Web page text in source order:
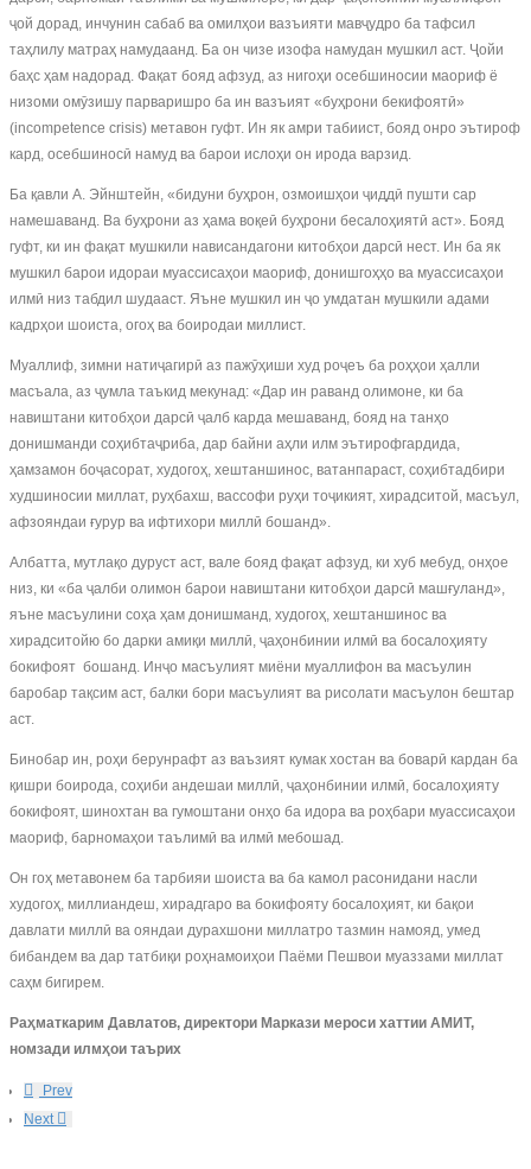
ҷой дорад, инчунин сабаб ва омилҳои вазъияти мавҷудро ба тафсил
таҳлилу матраҳ намудаанд. Ба он чизе изофа намудан мушкил аст. Ҷойи
баҳс ҳам надорад. Фақат бояд афзуд, аз нигоҳи осебшиносии маориф ё
низоми омӯзишу парваришро ба ин вазъият «буҳрони бекифоятӣ»
(incompetence crisis) метавон гуфт. Ин як амри табиист, бояд онро эътироф
кард, осебшиносӣ намуд ва барои ислоҳи он ирода варзид.
Ба қавли А. Эйнштейн, «бидуни буҳрон, озмоишҳои ҷиддӣ пушти сар
намешаванд. Ва буҳрони аз ҳама воқеӣ буҳрони бесалоҳиятӣ аст». Бояд
гуфт, ки ин фақат мушкили нависандагони китобҳои дарсӣ нест. Ин ба як
мушкил барои идораи муассисаҳои маориф, донишгоҳҳо ва муассисаҳои
илмӣ низ табдил шудааст. Яъне мушкил ин ҷо умдатан мушкили адами
кадрҳои шоиста, огоҳ ва боиродаи миллист.
Муаллиф, зимни натиҷагирӣ аз пажӯҳиши худ роҷеъ ба роҳҳои ҳалли
масъала, аз ҷумла таъкид мекунад: «Дар ин раванд олимоне, ки ба
навиштани китобҳои дарсӣ ҷалб карда мешаванд, бояд на танҳо
донишманди соҳибтаҷриба, дар байни аҳли илм эътирофгардида,
ҳамзамон боҷасорат, худогоҳ, хештаншинос, ватанпараст, соҳибтадбири
худшиносии миллат, руҳбахш, вассофи руҳи тоҷикият, хирадситой, масъул,
афзояндаи ғурур ва ифтихори миллӣ бошанд».
Албатта, мутлақо дуруст аст, вале бояд фақат афзуд, ки хуб мебуд, онҳое
низ, ки «ба ҷалби олимон барои навиштани китобҳои дарсӣ машғуланд»,
яъне масъулини соҳа ҳам донишманд, худогоҳ, хештаншинос ва
хирадситойю бо дарки амиқи миллӣ, ҷаҳонбинии илмӣ ва босалоҳияту
бокифоят бошанд. Инҷо масъулият миёни муаллифон ва масъулин
баробар тақсим аст, балки бори масъулият ва рисолати масъулон бештар
аст.
Бинобар ин, роҳи берунрафт аз ваъзият кумак хостан ва боварӣ кардан ба
қишри боирода, соҳиби андешаи миллӣ, ҷаҳонбинии илмӣ, босалоҳияту
бокифоят, шинохтан ва гумоштани онҳо ба идора ва роҳбари муассисаҳои
маориф, барномаҳои таълимӣ ва илмӣ мебошад.
Он гоҳ метавонем ба тарбияи шоиста ва ба камол расонидани насли
худогоҳ, миллиандеш, хирадгаро ва бокифояту босалоҳият, ки бақои
давлати миллӣ ва ояндаи дурахшони миллатро тазмин намояд, умед
бибандем ва дар татбиқи роҳнамоиҳои Паёми Пешвои муаззами миллат
саҳм бигирем.
Раҳматкарим Давлатов, директори Маркази мероси хаттии АМИТ,
номзади илмҳои таърих
Prev
Next